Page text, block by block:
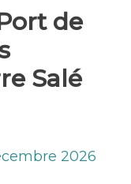
de
Salé
2026